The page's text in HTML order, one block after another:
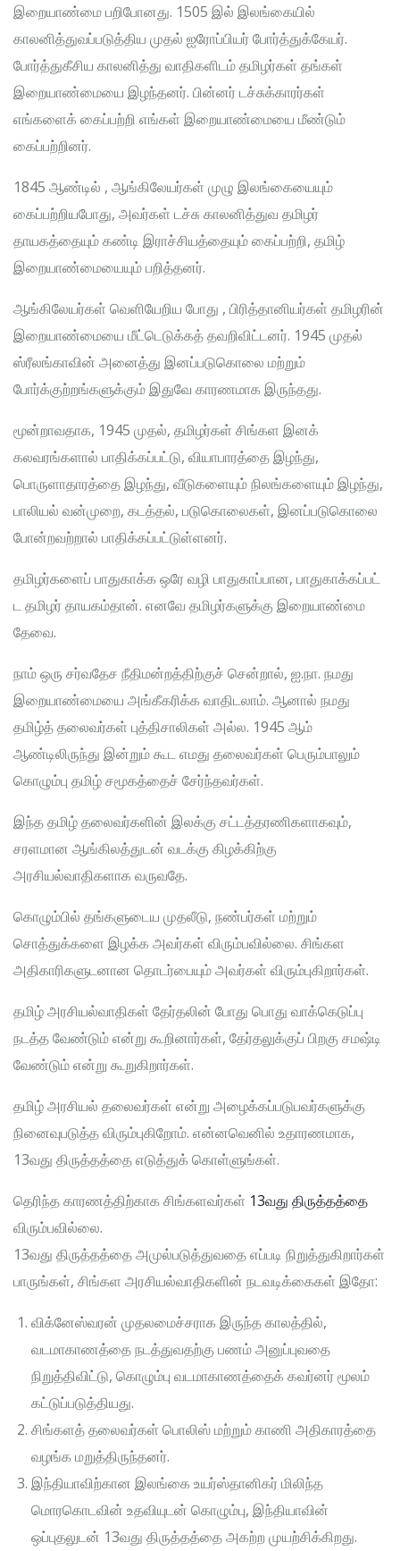
இறையாண்மை பறிபோனது. 1505 இல் இலங்கையில்
காலனித்துவப்படுத்திய முதல் ஐரோப்பியர் போர்த்துக்கேயர்.
போர்த்துகீசிய காலனித்து வாதிகளிடம் தமிழர்கள் தங்கள்
இறையாண்மையை இழந்தனர். பின்னர் டச்சுக்காரர்கள்
எங்களைக் கைப்பற்றி எங்கள் இறையாண்மையை மீண்டும்
கைப்பற்றினர்.
1845 ஆண்டில் , ஆங்கிலேயர்கள் முழு இலங்கையையும்
கைப்பற்றியபோது, ​​அவர்கள் டச்சு காலனித்துவ தமிழர்
தாயகத்தையும் கண்டி இராச்சியத்தையும் கைப்பற்றி, தமிழ்
இறையாண்மையையும் பறித்தனர்.
ஆங்கிலேயர்கள் வெளியேறிய போது , பிரித்தானியர்கள் தமிழரின்
இறையாண்மையை மீட்டெடுக்கத் தவறிவிட்டனர். 1945 முதல்
ஸ்ரீலங்காவின் அனைத்து இனப்படுகொலை மற்றும்
போர்க்குற்றங்களுக்கும் இதுவே காரணமாக இருந்தது.
மூன்றாவதாக, 1945 முதல், தமிழர்கள் சிங்கள இனக்
கலவரங்களால் பாதிக்கப்பட்டு, வியாபாரத்தை இழந்து,
பொருளாதாரத்தை இழந்து, வீடுகளையும் நிலங்களையும் இழந்து,
பாலியல் வன்முறை, கடத்தல், படுகொலைகள், இனப்படுகொலை
போன்றவற்றால் பாதிக்கப்பட்டுள்ளனர்.
தமிழர்களைப் பாதுகாக்க ஒரே வழி பாதுகாப்பான, பாதுகாக்கப்பட்
ட தமிழர் தாயகம்தான். எனவே தமிழர்களுக்கு இறையாண்மை
தேவை.
நாம் ஒரு சர்வதேச நீதிமன்றத்திற்குச் சென்றால், ஐ.நா. நமது
இறையாண்மையை அங்கீகரிக்க வாதிடலாம். ஆனால் நமது
தமிழ்த் தலைவர்கள் புத்திசாலிகள் அல்ல. 1945 ஆம்
ஆண்டிலிருந்து இன்றும் கூட எமது தலைவர்கள் பெரும்பாலும்
கொழும்பு தமிழ் சமூகத்தைச் சேர்ந்தவர்கள்.
இந்த தமிழ் தலைவர்களின் இலக்கு சட்டத்தரணிகளாகவும்,
சரளமான ஆங்கிலத்துடன் வடக்கு கிழக்கிற்கு
அரசியல்வாதிகளாக வருவதே.
கொழும்பில் தங்களுடைய முதலீடு, நண்பர்கள் மற்றும்
சொத்துக்களை இழக்க அவர்கள் விரும்பவில்லை. சிங்கள
அதிகாரிகளுடனான தொடர்பையும் அவர்கள் விரும்புகிறார்கள்.
தமிழ் அரசியல்வாதிகள் தேர்தலின் போது பொது வாக்கெடுப்பு
நடத்த வேண்டும் என்று கூறினார்கள், தேர்தலுக்குப் பிறகு சமஷ்டி
வேண்டும் என்று கூறுகிறார்கள்.
தமிழ் அரசியல் தலைவர்கள் என்று அழைக்கப்படுபவர்களுக்கு
நினைவுபடுத்த விரும்புகிறோம். என்னவெனில் உதாரணமாக,
13வது திருத்தத்தை எடுத்துக் கொள்ளுங்கள்.
தெரிந்த காரணத்திற்காக சிங்களவர்கள் 13வது திருத்தத்தை
விரும்பவில்லை.
13வது திருத்தத்தை அமுல்படுத்துவதை எப்படி நிறுத்துகிறார்கள்
பாருங்கள், சிங்கள அரசியல்வாதிகளின் நடவடிக்கைகள் இதோ:
விக்னேஸ்வரன் முதலமைச்சராக இருந்த காலத்தில்,
வடமாகாணத்தை நடத்துவதற்கு பணம் அனுப்புவதை
நிறுத்திவிட்டு, கொழும்பு வடமாகாணத்தைக் கவர்னர் மூலம்
கட்டுப்படுத்தியது.
சிங்களத் தலைவர்கள் பொலிஸ் மற்றும் காணி அதிகாரத்தை
வழங்க மறுத்திருந்தனர்.
இந்தியாவிற்கான இலங்கை உயர்ஸ்தானிகர் மிலிந்த
மொரகொடவின் உதவியுடன் கொழும்பு, இந்தியாவின்
ஒப்புதலுடன் 13வது திருத்தத்தை அகற்ற முயற்சிக்கிறது.